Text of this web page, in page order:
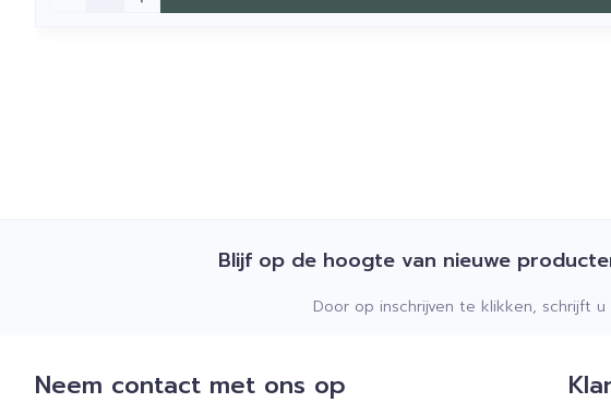
Blijf op de hoogte van nieuwe
Door op inschrijven te klikken, schrijft
Neem contact met ons op